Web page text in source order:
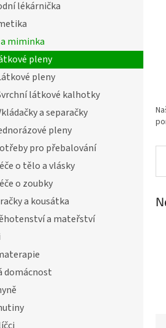
lékárnička
miminka
pleny
pleny
látkové kalhotky
a separačky
pleny
pro přebalování
o tělo a vlásky
o zoubky
a kousátka
a mateřství
domácnost